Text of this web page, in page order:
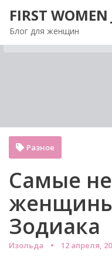
содержимому
FIRST
Блог для женщин
Самые
Зодиака
Изольда 12 апреля,
Разное